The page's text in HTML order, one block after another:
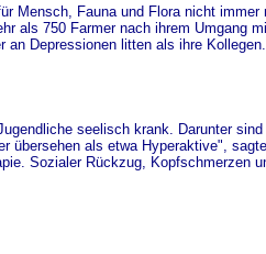
Mensch, Fauna und Flora nicht
als 750 Farmer nach ihrem Umgang
Depressionen litten als ihre Kollegen.
seelisch krank. Darunter
übersehen als etwa Hyperaktive",
Sozialer Rückzug, Kopfschmerzen